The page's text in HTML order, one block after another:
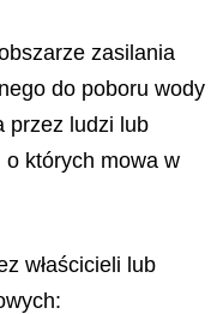
zasilania
do poboru wody
przez ludzi lub
których mowa w
właścicieli lub